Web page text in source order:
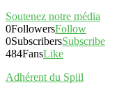
Soutenez notre média
0FollowersFollow
0SubscribersSubscribe
484FansLike
Adhérent du Spiil